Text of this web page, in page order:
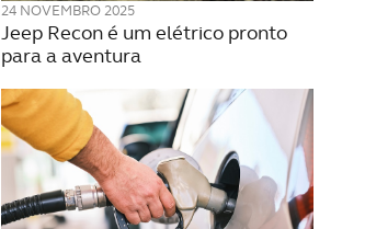
24 NOVEMBRO 2025
Jeep Recon é um elétrico pronto
para a aventura